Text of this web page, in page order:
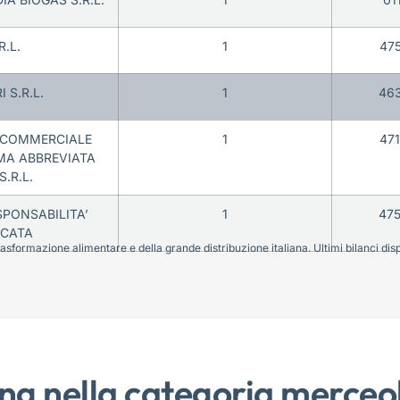
1
S.R.L. 1
ABBREVIATA
1
1
alimentare e della grande distribuzione italiana. Ultimi bilanci